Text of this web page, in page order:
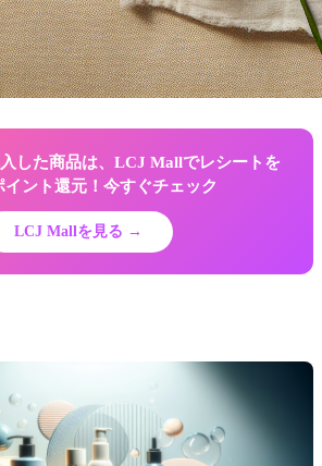
した商品は、LCJ Mallでレシートを
イント還元！今すぐチェック
LCJ Mallを見る →